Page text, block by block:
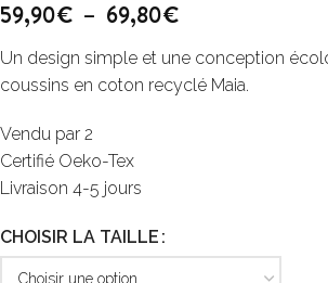
59,90€ – 69,80€
Un design simple et une conception
coussins en coton recyclé Maia.
Vendu par 2
Certifié Oeko-Tex
Livraison 4-5 jours
CHOISIR LA TAILLE